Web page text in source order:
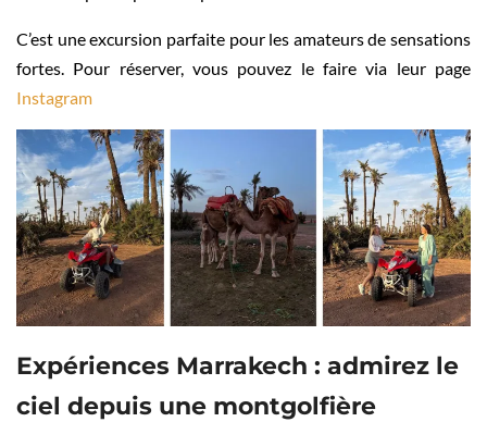
C’est une excursion parfaite pour les amateurs de sensations
fortes. Pour réserver, vous pouvez le faire via leur page
Instagram
Expériences Marrakech : admirez le
ciel depuis une montgolfière